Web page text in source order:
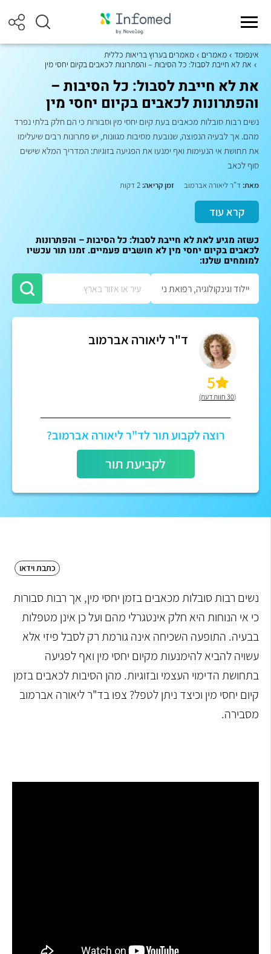
אינפומד מאמרים
מאמרים בערוץ בריאות כללית
את לא חייבת לסבול: כל הסיבות – והפתרונות לכאבים בקיום יחסי מין
את לא חייבת לסבול: כל הסיבות –
והפתרונות לכאבים בקיום יחסי מין
נשים רבות סובלות מכאבים בעת קיום יחסי מין וסבורות כי הם חלק בלתי נפרד
מהם. אך לבעיה הנפוצה, שנובעת מסיבות מגוונות, יש פתרונות רבים שיעלימו
את תחושת אי הנעימות ואף ימנעו את הפגיעה בזוגיות: המדריך המלא שישים
סוף לכאב
מאת: ד"ר ליאורה אברמוב זמן קריאה:
קרא עוד
כשזה מגיע לאת לא חייבת לסבול: כל הסיבות – והפתרונות
לכאבים בקיום יחסי מין לא חושבים פעמיים. זמנו תור עכשיו
למומחים שלנו:
5
(30 חוות דעת)
ד"ר ליאורה אברמוב
רוצה לקבוע תור לד"ר ליאורה אברמוב?
לקביעת תור
כתבת וידאו
נשים רבות סובלות מכאבים בזמן יחסי מין, אך רבות סבורות
כי אי הנוחות היא חלק אינטגרלי מהם ועל כן אינן מטפלות
בבעיה. התופעה השכיחה אינה גורמת רק לסבל פיזי אלא
עשויה להביא להימנעות מקיום יחסי מין ואף לפגיעה
בתחושת הדימוי העצמי ובזוגיות. מהן הסיבות לכאבים בזמן
קיום יחסי מין וכיצד ניתן לטפל? צפו בד"ר ליאורה אברמוב
מסבירה.